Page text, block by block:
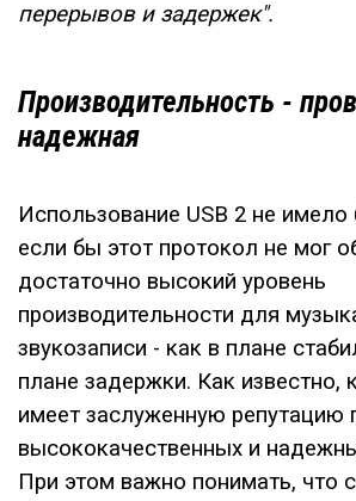
перерывов и задержек".
Производительность -
надежная
Использование USB 2 не
если бы этот протокол не мог
достаточно высокий уровень
производительности для
звукозаписи - как в плане
плане задержки. Как известно,
имеет заслуженную репутацию
высококачественных и
При этом важно понимать, что